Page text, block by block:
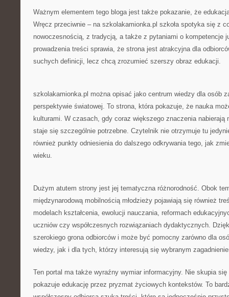
Ważnym elementem tego bloga jest także pokazanie, że
Wręcz przeciwnie – na szkolakamionka.pl szkoła spotyka się z
nowoczesnością, z tradycją, a także z pytaniami o kompetencje
prowadzenia treści sprawia, że strona jest atrakcyjna dla
suchych definicji, lecz chcą zrozumieć szerszy obraz edukacji.
szkolakamionka.pl można opisać jako centrum wiedzy dla osób
perspektywie światowej. To strona, która pokazuje, że nauka
kulturami. W czasach, gdy coraz większego znaczenia nabierają
staje się szczególnie potrzebne. Czytelnik nie otrzymuje tu
również punkty odniesienia do dalszego odkrywania tego, jak
wieku.
Dużym atutem strony jest jej tematyczna różnorodność. Obok
międzynarodową mobilnością młodzieży pojawiają się również
modelach kształcenia, ewolucji nauczania, reformach
uczniów czy współczesnych rozwiązaniach dydaktycznych.
szerokiego grona odbiorców i może być pomocny zarówno dla
wiedzy, jak i dla tych, którzy interesują się wybranym
Ten portal ma także wyraźny wymiar informacyjny. Nie skupia się
pokazuje edukację przez pryzmat życiowych kontekstów. To